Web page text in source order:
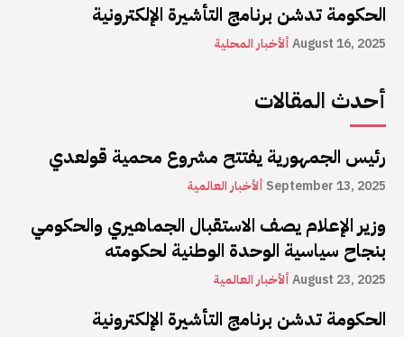
الحكومة تدشن برنامج التأشيرة الإلكترونية
ألأخبار المحليةAugust 16, 2025
أحدث المقالات
رئيس الجمهورية يفتتح مشروع محمية قولعدي
ألأخبار العالمية September 13, 2025
وزير الإعلام يصف الاستقبال الجماهيري والحكومي
بنجاح سياسية الوحدة الوطنية لحكومته
ألأخبار العالميةAugust 23, 2025
الحكومة تدشن برنامج التأشيرة الإلكترونية